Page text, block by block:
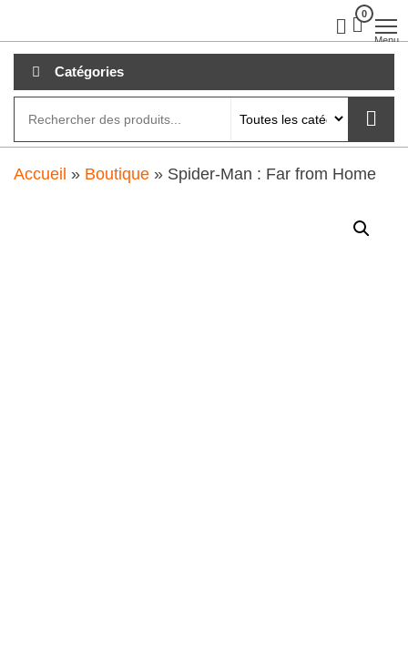
au
contenu
0
Menu
Catégories
Accueil » Boutique » Spider-Man : Far from Home